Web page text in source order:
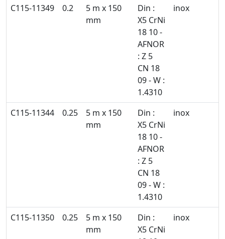
C115-11349 0.2
5 m x 150
mm
Din :
X5 CrNi
18 10 -
AFNOR
: Z 5
CN 18
09 - W :
1.4310
inox
C115-11344 0.25
5 m x 150
mm
Din :
X5 CrNi
18 10 -
AFNOR
: Z 5
CN 18
09 - W :
1.4310
inox
C115-11350 0.25
5 m x 150
mm
Din :
X5 CrNi
inox